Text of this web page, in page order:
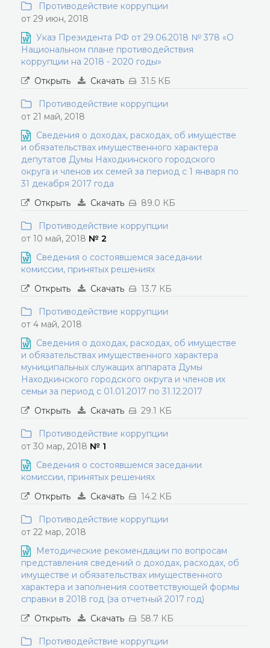
Противодействие коррупции
от 29 июн, 2018
Указ Президента РФ от 29.06.2018 № 378 «О
Национальном плане противодействия
коррупции на 2018 - 2020 годы»
Открыть
Скачать 31.5 КБ
Противодействие коррупции
от 21 май, 2018
Сведения о доходах, расходах, об имуществе
и обязательствах имущественного характера
депутатов Думы Находкинского городского
округа и членов их семей за период с 1 января по
31 декабря 2017 года
Открыть
Скачать 89.0 КБ
Противодействие коррупции
от 10 май, 2018 № 2
Сведения о состоявшемся заседании
комиссии, принятых решениях
Открыть
Скачать 13.7 КБ
Противодействие коррупции
от 4 май, 2018
Сведения о доходах, расходах, об имуществе
и обязательствах имущественного характера
муниципальных служащих аппарата Думы
Находкинского городского округа и членов их
семьи за период с 01.01.2017 по 31.12.2017
Открыть
Скачать 29.1 КБ
Противодействие коррупции
от 30 мар, 2018 № 1
Сведения о состоявшемся заседании
комиссии, принятых решениях
Открыть
Скачать 14.2 КБ
Противодействие коррупции
от 22 мар, 2018
Методические рекомендации по вопросам
представления сведений о доходах, расходах, об
имуществе и обязательствах имущественного
характера и заполнения соответствующей формы
справки в 2018 год (за отчетный 2017 год)
Открыть
Скачать 58.7 КБ
Противодействие коррупции